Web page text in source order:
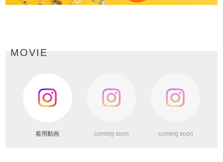
MOVIE
着用動画 coming soon coming soon